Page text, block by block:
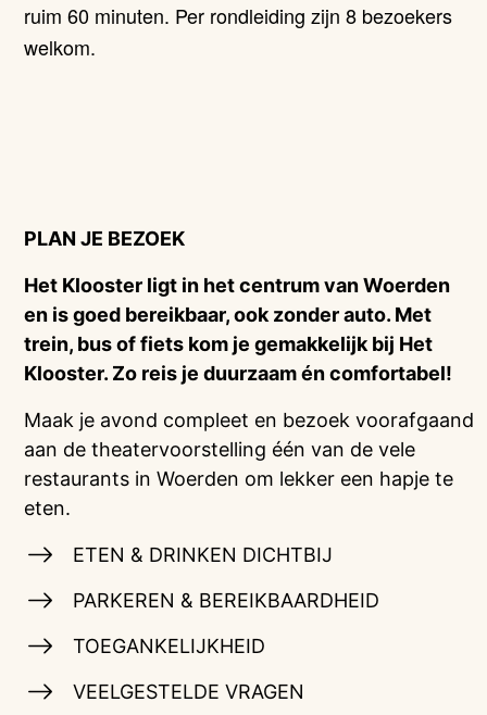
ruim 60 minuten. Per rondleiding zijn 8 bezoekers
welkom.
PLAN JE BEZOEK
Het Klooster ligt in het centrum van Woerden
en is goed bereikbaar, ook zonder auto. Met
trein, bus of fiets kom je gemakkelijk bij Het
Klooster. Zo reis je duurzaam én comfortabel!
Maak je avond compleet en bezoek voorafgaand
aan de theatervoorstelling één van de vele
restaurants in Woerden om lekker een hapje te
eten.
ETEN & DRINKEN DICHTBIJ
PARKEREN & BEREIKBAARDHEID
TOEGANKELIJKHEID
VEELGESTELDE VRAGEN